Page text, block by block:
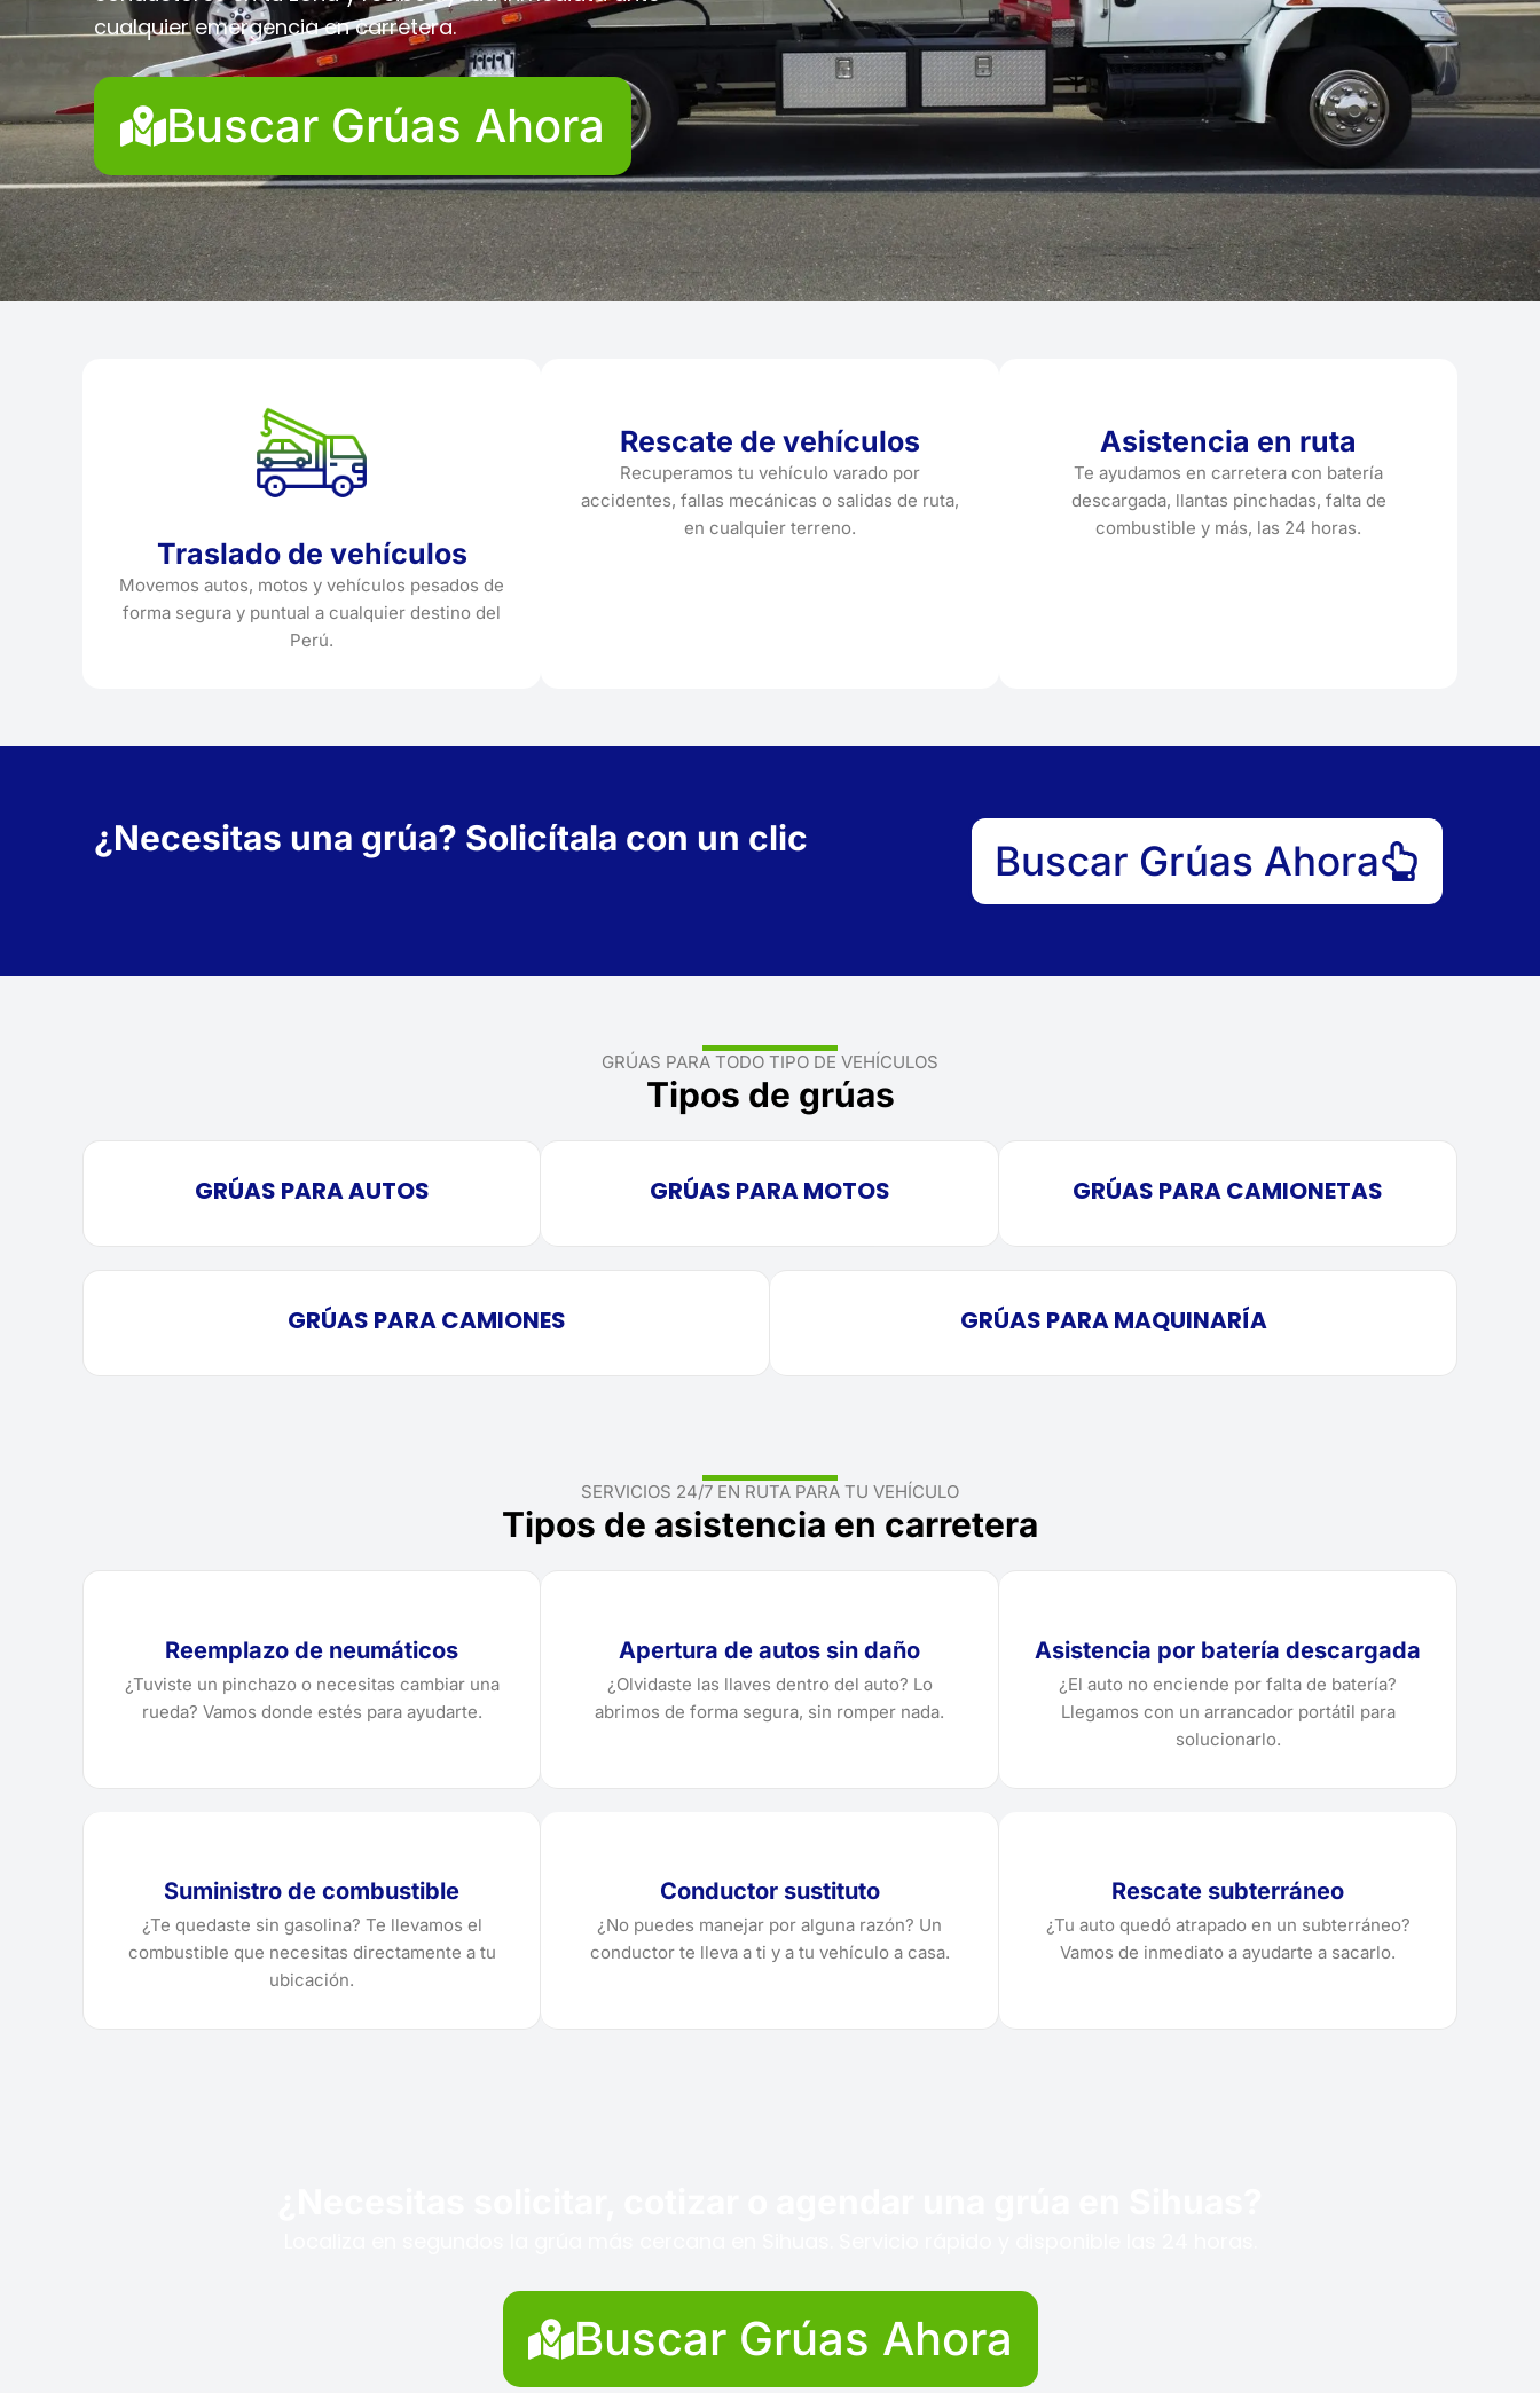
cualquier emergencia en carretera.
Buscar Grúas Ahora
Traslado de vehículos
Movemos autos, motos y vehículos pesados de
forma segura y puntual a cualquier destino del
Perú.
Rescate de vehículos
Recuperamos tu vehículo varado por
accidentes, fallas mecánicas o salidas de ruta,
en cualquier terreno.
Asistencia en ruta
Te ayudamos en carretera con batería
descargada, llantas pinchadas, falta de
combustible y más, las 24 horas.
¿Necesitas una grúa? Solicítala con un clic Buscar Grúas Ahora
GRÚAS PARA TODO TIPO DE VEHÍCULOS
Tipos de grúas
GRÚAS PARA AUTOS GRÚAS PARA MOTOS GRÚAS PARA CAMIONETAS
GRÚAS PARA CAMIONES GRÚAS PARA MAQUINARÍA
SERVICIOS 24/7 EN RUTA PARA TU VEHÍCULO
Tipos de asistencia en carretera
Reemplazo de neumáticos
¿Tuviste un pinchazo o necesitas cambiar una
rueda? Vamos donde estés para ayudarte.
Apertura de autos sin daño
¿Olvidaste las llaves dentro del auto? Lo
abrimos de forma segura, sin romper nada.
Asistencia por batería descargada
¿El auto no enciende por falta de batería?
Llegamos con un arrancador portátil para
solucionarlo.
Suministro de combustible
¿Te quedaste sin gasolina? Te llevamos el
combustible que necesitas directamente a tu
ubicación.
Conductor sustituto
¿No puedes manejar por alguna razón? Un
conductor te lleva a ti y a tu vehículo a casa.
Rescate subterráneo
¿Tu auto quedó atrapado en un subterráneo?
Vamos de inmediato a ayudarte a sacarlo.
Buscar Grúas Ahora